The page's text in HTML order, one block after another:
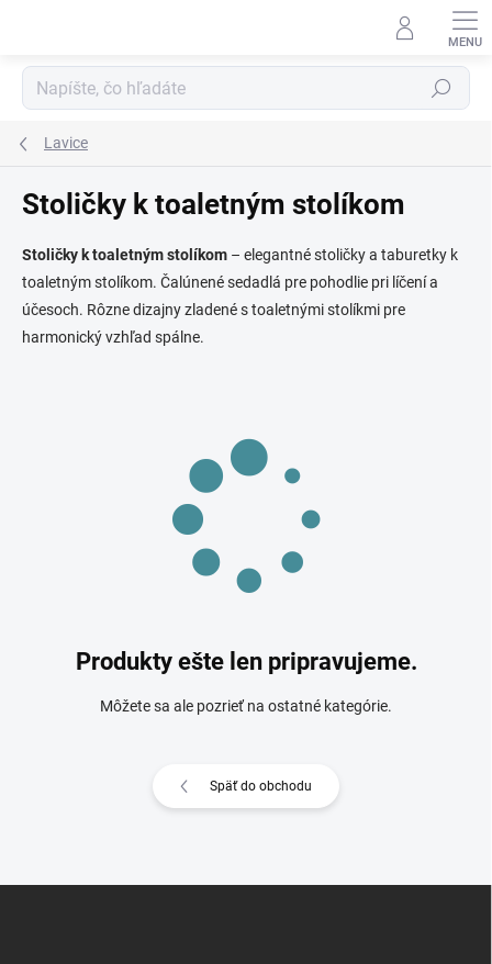
Hľadať
Lavice
Stoličky k toaletným stolíkom
Stoličky k toaletným stolíkom – elegantné stoličky a taburetky k
toaletným stolíkom. Čalúnené sedadlá pre pohodlie pri líčení a
účesoch. Rôzne dizajny zladené s toaletnými stolíkmi pre
harmonický vzhľad spálne.
Produkty ešte len pripravujeme.
Môžete sa ale pozrieť na ostatné kategórie.
Späť do obchodu